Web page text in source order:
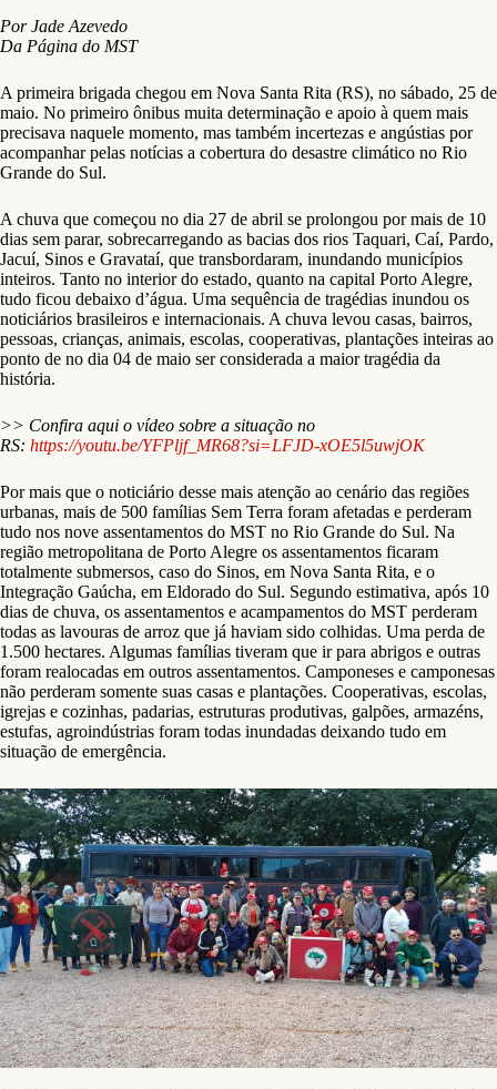
Por Jade Azevedo
Da Página do MST
A primeira brigada chegou em Nova Santa Rita (RS), no sábado, 25 de
maio. No primeiro ônibus muita determinação e apoio à quem mais
precisava naquele momento, mas também incertezas e angústias por
acompanhar pelas notícias a cobertura do desastre climático no Rio
Grande do Sul.
A chuva que começou no dia 27 de abril se prolongou por mais de 10
dias sem parar, sobrecarregando as bacias dos rios Taquari, Caí, Pardo,
Jacuí, Sinos e Gravataí, que transbordaram, inundando municípios
inteiros. Tanto no interior do estado, quanto na capital Porto Alegre,
tudo ficou debaixo d’água. Uma sequência de tragédias inundou os
noticiários brasileiros e internacionais. A chuva levou casas, bairros,
pessoas, crianças, animais, escolas, cooperativas, plantações inteiras ao
ponto de no dia 04 de maio ser considerada a maior tragédia da
história.
>> Confira aqui o vídeo sobre a situação no
RS: https://youtu.be/YFPljf_MR68?si=LFJD-xOE5l5uwjOK
Por mais que o noticiário desse mais atenção ao cenário das regiões
urbanas, mais de 500 famílias Sem Terra foram afetadas e perderam
tudo nos nove assentamentos do MST no Rio Grande do Sul. Na
região metropolitana de Porto Alegre os assentamentos ficaram
totalmente submersos, caso do Sinos, em Nova Santa Rita, e o
Integração Gaúcha, em Eldorado do Sul. Segundo estimativa, após 10
dias de chuva, os assentamentos e acampamentos do MST perderam
todas as lavouras de arroz que já haviam sido colhidas. Uma perda de
1.500 hectares. Algumas famílias tiveram que ir para abrigos e outras
foram realocadas em outros assentamentos. Camponeses e camponesas
não perderam somente suas casas e plantações. Cooperativas, escolas,
igrejas e cozinhas, padarias, estruturas produtivas, galpões, armazéns,
estufas, agroindústrias foram todas inundadas deixando tudo em
situação de emergência.